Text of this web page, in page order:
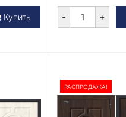
Купить - +
РАСПРОДАЖА!